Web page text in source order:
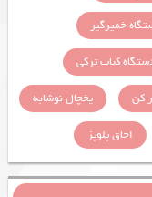
خمیرگیر
کباب ترکی
کن
یخچال نوشابه
اجاق پلوپز